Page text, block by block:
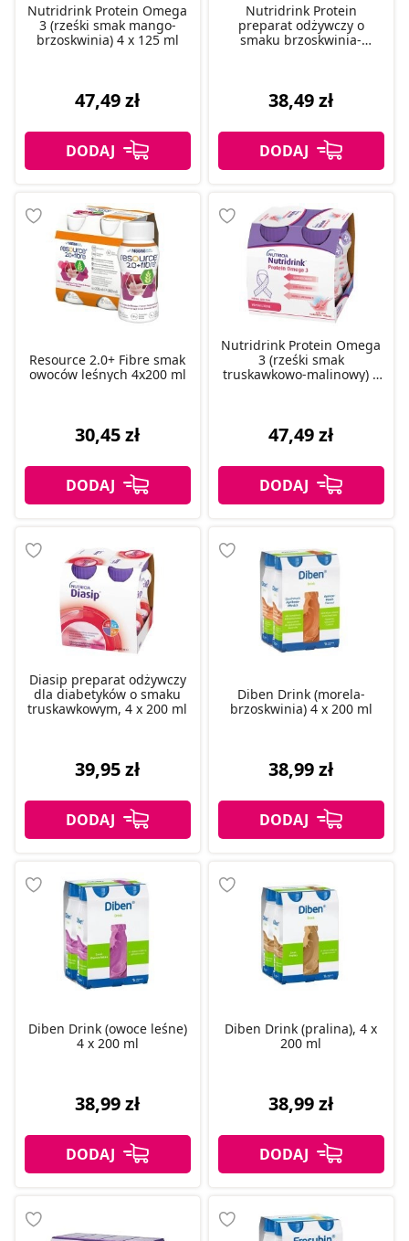
Nutridrink Protein Omega
3 (rześki smak mango-
brzoskwinia) 4 x 125 ml
47,49 zł
Nutridrink Protein
preparat odżywczy o
smaku brzoskwinia-
38,49 zł
Resource 2.0+ Fibre smak
owoców leśnych 4x200 ml
30,45 zł
Nutridrink Protein Omega
3 (rześki smak
truskawkowo-malinowy) 4
47,49 zł
Diasip preparat odżywczy
dla diabetyków o smaku
truskawkowym, 4 x 200 ml
39,95 zł
Diben Drink (morela-
brzoskwinia) 4 x 200 ml
38,99 zł
Diben Drink (owoce leśne)
4 x 200 ml
38,99 zł
Diben Drink (pralina), 4 x
200 ml
38,99 zł